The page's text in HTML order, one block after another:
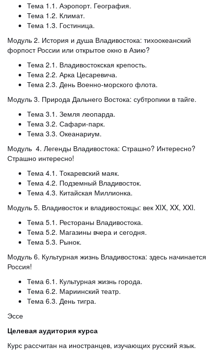
Тема 1.1. Аэропорт. География.
Тема 1.2. Климат.
Тема 1.3. Гостиница.
Модуль 2. История и душа Владивостока: тихоокеанский
форпост России или открытое окно в Азию?
Тема 2.1. Владивостокская крепость.
Тема 2.2. Арка Цесаревича.
Тема 2.3. День Военно-морского флота.
Модуль 3. Природа Дальнего Востока: субтропики в тайге.
Тема 3.1. Земля леопарда.
Тема 3.2. Сафари-парк.
Тема 3.3. Океанариум.
Модуль 4. Легенды Владивостока: Страшно? Интересно?
Страшно интересно!
Тема 4.1. Токаревский маяк.
Тема 4.2. Подземный Владивосток.
Тема 4.3. Китайская Миллионка.
Модуль 5. Владивосток и владивостокцы: век XIX, XX, XXI.
Тема 5.1. Рестораны Владивостока.
Тема 5.2. Магазины вчера и сегодня.
Тема 5.3. Рынок.
Модуль 6. Культурная жизнь Владивостока: здесь начинается
Россия!
Тема 6.1. Культурная жизнь города.
Тема 6.2. Мариинский театр.
Тема 6.3. День тигра.
Эссе
Целевая аудитория курса
Курс рассчитан на иностранцев, изучающих русский язык.